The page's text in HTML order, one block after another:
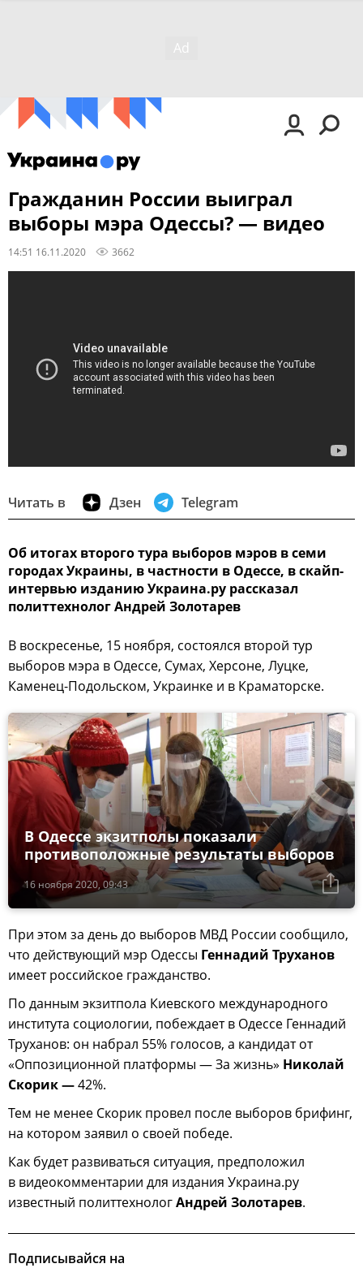
Гражданин России выиграл
выборы мэра Одессы? — видео
14:51 16.11.2020 3662
Читать в Дзен Telegram
Об итогах второго тура выборов мэров в семи
городах Украины, в частности в Одессе, в скайп-
интервью изданию Украина.ру рассказал
политтехнолог Андрей Золотарев
В воскресенье, 15 ноября, состоялся второй тур
выборов мэра в Одессе, Сумах, Херсоне, Луцке,
Каменец-Подольском, Украинке и в Краматорске.
16 ноября 2020, 09:43
В Одессе экзитполы показали
противоположные результаты выборов
При этом за день до выборов МВД России сообщило,
что действующий мэр Одессы Геннадий Труханов
имеет российское гражданство.
По данным экзитпола Киевского международного
института социологии, побеждает в Одессе Геннадий
Труханов: он набрал 55% голосов, а кандидат от
«Оппозиционной платформы — За жизнь» Николай
Скорик —42%.
Тем не менее Скорик провел после выборов брифинг,
на котором заявил о своей победе.
Как будет развиваться ситуация, предположил
в видеокомментарии для издания Украина.ру
известный политтехнологАндрей Золотарев.
Подписывайся на